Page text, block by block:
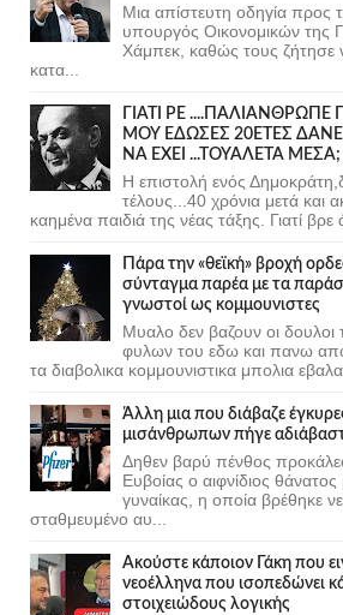
Μια απίστευτη οδηγία προς
υπουργός Οικονομικών της
Χάμπεκ, καθώς τους ζήτησε
κατα...
ΓΙΑΤΙ ΡΕ
ΜΟΥ ΕΔΩΣΕΣ 20ΕΤΕΣ
ΝΑ ΕΧΕΙ ...ΤΟΥΑΛΕΤΑ ΜΕΣΑ;
Η επιστολή ενός
τέλους...40 χρόνια μετά και
καημένα παιδιά της νέας τάξης. Γιατί βρε
Πάρα την «θεϊκή» βροχή
σύνταγμα παρέα με τα
γνωστοί ως κομμουνιστες
Μυαλο δεν βαζουν οι δουλοι
φυλων του εδω και πανω
τα διαβολικα κομμουνιστικα μπολια
Άλλη μια που διάβαζε
μισάνθρωπων πήγε
Δηθεν βαρύ πένθος
Ευβοίας ο αιφνίδιος
γυναίκας, η οποία βρέθηκε
σταθμευμένο αυ...
Ακούστε κάποιον Γάκη που
νεοέλληνα που ισοπεδώνει
στοιχειώδους λογικής